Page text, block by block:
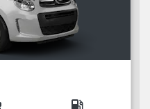
local_gas_station